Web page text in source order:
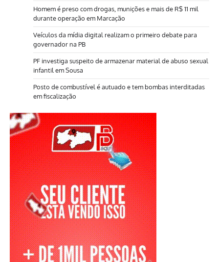
Homem é preso com drogas, munições e mais de R$ 11 mil
durante operação em Marcação
Veículos da mídia digital realizam o primeiro debate para
governador na PB
PF investiga suspeito de armazenar material de abuso sexual
infantil em Sousa
Posto de combustível é autuado e tem bombas interditadas
em fiscalização